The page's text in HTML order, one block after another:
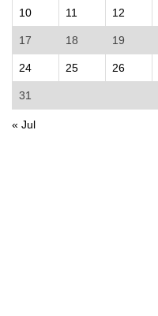
10 11 12
17 18 19
24 25 26
31
« Jul